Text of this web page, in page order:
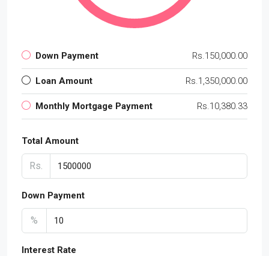
Down Payment Rs.150,000.00
Loan Amount Rs.1,350,000.00
Monthly Mortgage Payment Rs.10,380.33
Total Amount
Rs.
Down Payment
%
Interest Rate